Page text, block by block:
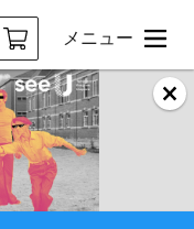
メニュー